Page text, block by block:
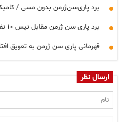
برد پاری‌سن‌ژرمن بدون مسی / کامبک
برد پاری سن ژرمن مقابل نیس ۱۰ نفره
قهرمانی پاری سن ژرمن به تعویق
ارسال نظر